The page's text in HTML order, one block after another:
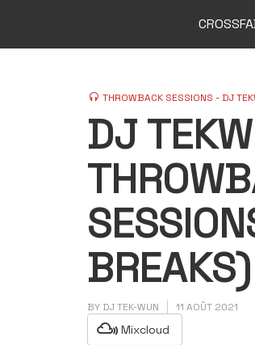
THROWBACK SESSIONS - DJ
DJ
BREAKS)
BY DJ TEK-WUN 11 AOÛT 2021
Mixcloud